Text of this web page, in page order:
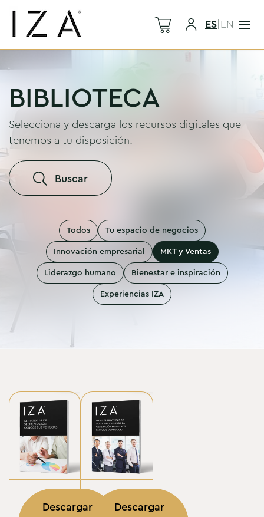
ES|EN
BIBLIOTECA
Selecciona y descarga los recursos digitales que
tenemos a tu disposición.
Buscar
Todos
Tu espacio de negocios
Innovación empresarial
MKT y Ventas
Liderazgo humano
Bienestar e inspiración
Experiencias IZA
Descargar Descargar